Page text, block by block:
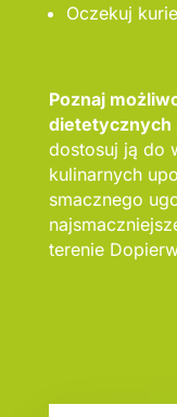
Oczekuj
Poznaj
dietetycznych
dostosuj ją do
kulinarnych
smacznego
terenie